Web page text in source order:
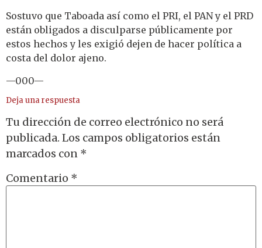
Sostuvo que Taboada así como el PRI, el PAN y el PRD
están obligados a disculparse públicamente por
estos hechos y les exigió dejen de hacer política a
costa del dolor ajeno.
—000—
Deja una respuesta
Tu dirección de correo electrónico no será
publicada. Los campos obligatorios están
marcados con *
Comentario *